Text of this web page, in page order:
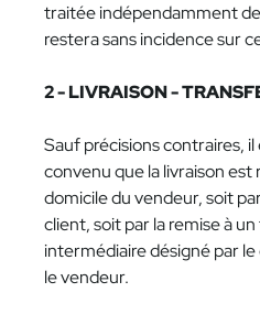
traitée indépendamment
restera sans incidence sur
2 - LIVRAISON -
Sauf précisions contraires,
convenu que la livraison
domicile du vendeur, soit
client, soit par la remise à
intermédiaire désigné par
le vendeur.